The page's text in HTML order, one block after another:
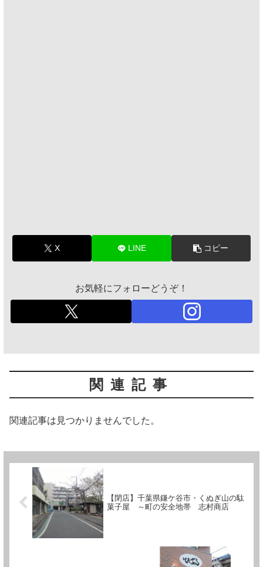
X LINE コピー
お気軽にフォローどうぞ！
関連記事
関連記事は見つかりませんでした。
【閉店】千葉県鎌ケ谷市・くぬぎ山の駄
菓子屋 ～町の安全地帯 志村商店